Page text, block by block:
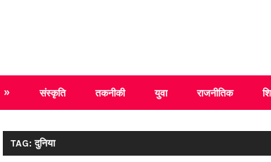
संस्कृति तकनीकी युवा राजनीतिक
TAG: दुनिया